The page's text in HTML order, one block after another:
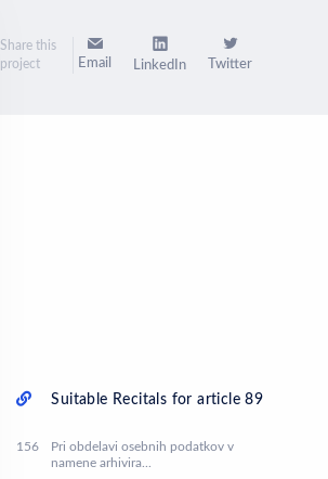
Share this
project
Email LinkedIn Twitter
Suitable Recitals for article 89
156
Pri obdelavi osebnih podatkov v
namene arhivira...